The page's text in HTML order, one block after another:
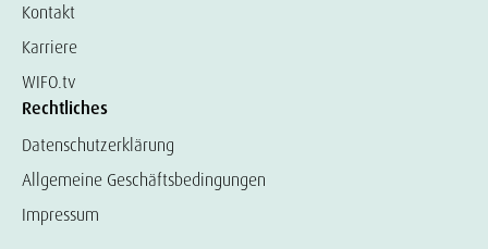
Kontakt
Karriere
WIFO.tv
Rechtliches
Datenschutzerklärung
Allgemeine Geschäftsbedingungen
Impressum